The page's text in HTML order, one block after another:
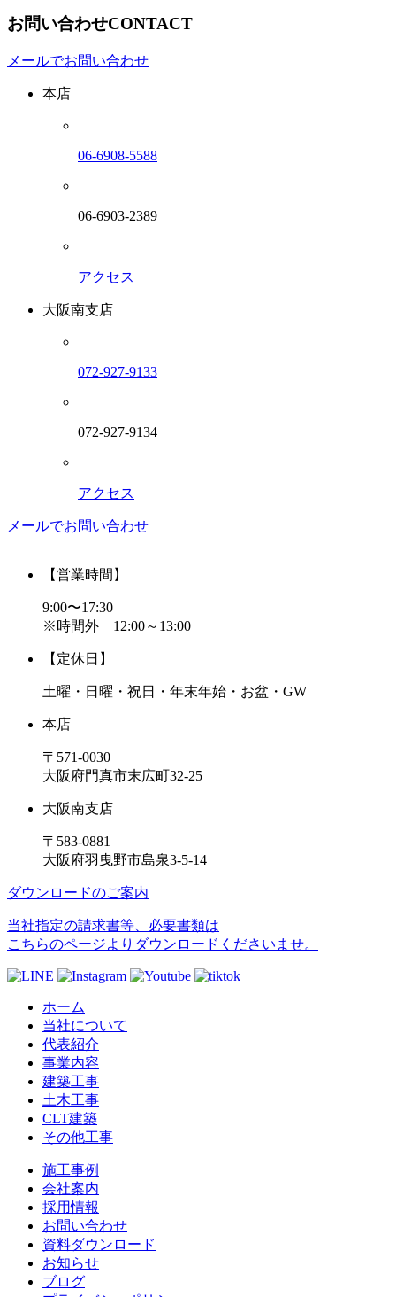
お問い合わせCONTACT
メールでお問い合わせ
本店
06-6908-5588
06-6903-2389
アクセス
大阪南支店
072-927-9133
072-927-9134
アクセス
メールでお問い合わせ
【営業時間】
9:00〜17:30
※時間外 12:00～13:00
【定休日】
土曜・日曜・祝日・年末年始・お盆・GW
本店
〒571-0030
大阪府門真市末広町32-25
大阪南支店
〒583-0881
大阪府羽曳野市島泉3-5-14
ダウンロードのご案内
当社指定の請求書等、必要書類は
こちらのページよりダウンロードくださいませ。
ホーム
当社について
代表紹介
事業内容
建築工事
土木工事
CLT建築
その他工事
施工事例
会社案内
採用情報
お問い合わせ
資料ダウンロード
お知らせ
ブログ